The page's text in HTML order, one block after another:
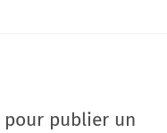
pour publier un